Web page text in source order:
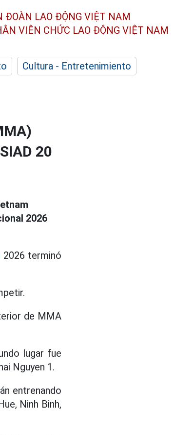
ĐOÀN LAO ĐỘNG VIỆT NAM
VIÊN CHỨC LAO ĐỘNG VIỆT NAM
Cultura - Entretenimiento
20
2026
2026 terminó
de MMA
lugar fue
Nguyen 1.
entrenando
Ninh Binh,